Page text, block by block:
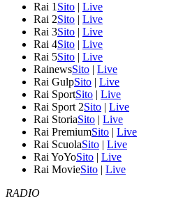
Rai 1 Sito | Live
Rai 2Sito | Live
Rai 3Sito | Live
Rai 4Sito | Live
Rai 5Sito | Live
RainewsSito | Live
Rai GulpSito | Live
Rai SportSito | Live
Rai Sport 2Sito | Live
Rai StoriaSito | Live
Rai PremiumSito | Live
Rai ScuolaSito | Live
Rai YoYoSito | Live
Rai MovieSito | Live
RADIO